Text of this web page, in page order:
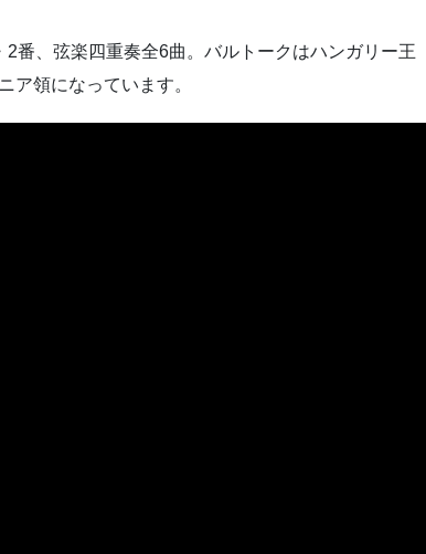
番、弦楽四重奏全6曲。バルトークはハンガリー王
ア領になっています。